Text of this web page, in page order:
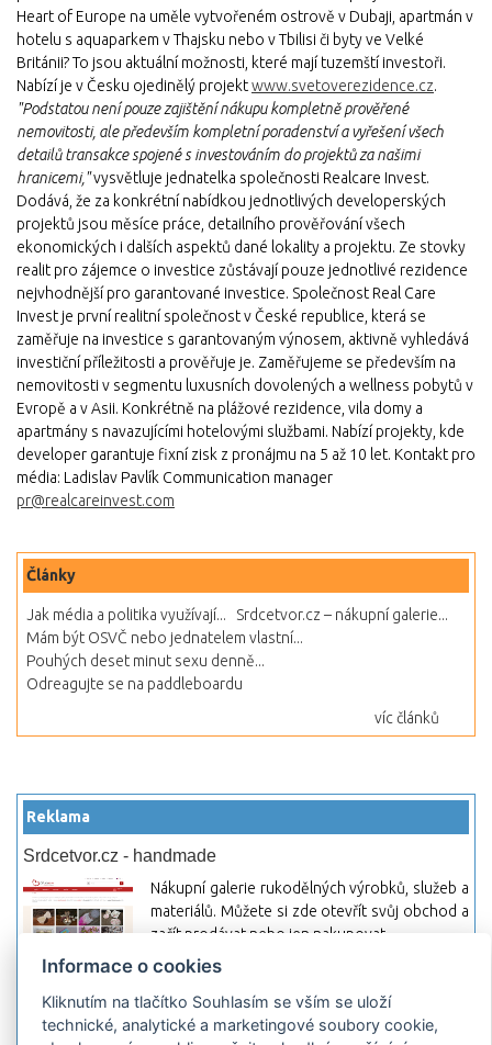
Heart of Europe na uměle vytvořeném ostrově v Dubaji, apartmán v
hotelu s aquaparkem v Thajsku nebo v Tbilisi či byty ve Velké
Británii? To jsou aktuální možnosti, které mají tuzemští investoři.
Nabízí je v Česku ojedinělý projektwww.svetoverezidence.cz.
"Podstatou není pouze zajištění nákupu kompletně prověřené
nemovitosti, ale především kompletní poradenství a vyřešení všech
detailů transakce spojené s investováním do projektů za našimi
hranicemi,"vysvětluje jednatelka společnosti Realcare Invest.
Dodává, že za konkrétní nabídkou jednotlivých developerských
projektů jsou měsíce práce, detailního prověřování všech
ekonomických i dalších aspektů dané lokality a projektu. Ze stovky
realit pro zájemce o investice zůstávají pouze jednotlivé rezidence
nejvhodnější pro garantované investice. Společnost Real Care
Invest je první realitní společnost v České republice, která se
zaměřuje na investice s garantovaným výnosem, aktivně vyhledává
investiční příležitosti a prověřuje je. Zaměřujeme se především na
nemovitosti v segmentu luxusních dovolených a wellness pobytů v
Evropě a v Asii. Konkrétně na plážové rezidence, vila domy a
apartmány s navazujícími hotelovými službami. Nabízí projekty, kde
developer garantuje fixní zisk z pronájmu na 5 až 10 let. Kontakt pro
média: Ladislav Pavlík Communication manager
pr@realcareinvest.com
Články
Jak média a politika využívají...
Srdcetvor.cz – nákupní galerie...
Mám být OSVČ nebo jednatelem vlastní...
Pouhých deset minut sexu denně...
Odreagujte se na paddleboardu
víc článků
Reklama
Srdcetvor.cz - handmade
Nákupní galerie rukodělných výrobků, služeb a
materiálů. Můžete si zde otevřít svůj obchod a
začít prodávat nebo jen nakupovat.
Hledej-hosting.cz - webhosting, VPS
hosting
Přehled webhostingových, multihosting a VPS
Informace o cookies
Kliknutím na tlačítko Souhlasím se vším se uloží
technické, analytické a marketingové soubory cookie,